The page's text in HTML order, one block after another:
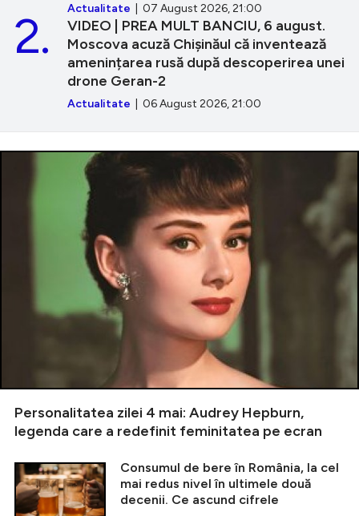
Actualitate | 07 August 2026, 21:00
VIDEO | PREA MULT BANCIU, 6 august.
Moscova acuză Chișinăul că inventează
amenințarea rusă după descoperirea unei
drone Geran-2
Actualitate | 06 August 2026, 21:00
2.
Personalitatea zilei 4 mai: Audrey Hepburn,
legenda care a redefinit feminitatea pe ecran
Consumul de bere în România, la cel
mai redus nivel în ultimele două
decenii. Ce ascund cifrele